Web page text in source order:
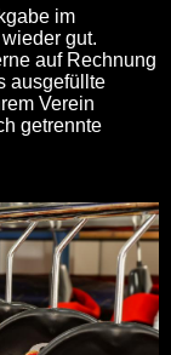
im
gut.
auf Rechnung
ausgefüllte
Verein
getrennte